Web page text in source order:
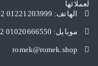
الهاتف: 01221203999
موبايل: 01020666550
romek@romek.shop